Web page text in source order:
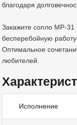
благодаря
Закажите сопло MP-
бесперебойную
Оптимальное
любителей.
Исполнение